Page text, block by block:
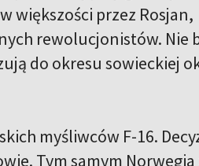
większości przez Rosjan,
rewolucjonistów. Nie
do okresu sowieckiej
myśliwców F-16.
Tym samym Norwegia